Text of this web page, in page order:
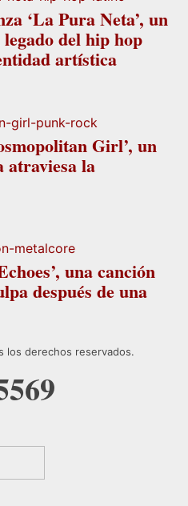
‘La Pura Neta’, un
del hip hop
artística
Girl’, un
atraviesa la
una canción
después de una
los derechos reservados.